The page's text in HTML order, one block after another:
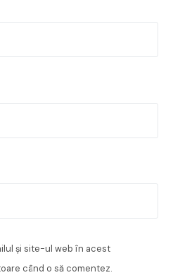
și site-ul web în acest
când o să comentez.